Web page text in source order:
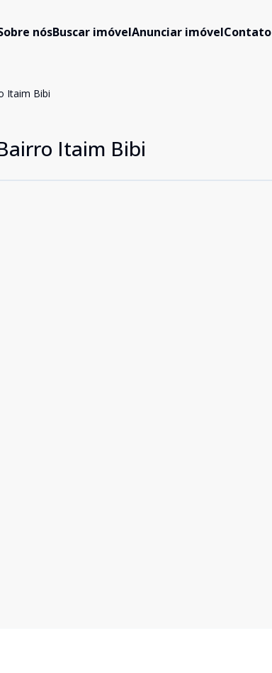
nósBuscar imóvelAnunciar imóvelContato
Itaim Bibi
Itaim Bibi